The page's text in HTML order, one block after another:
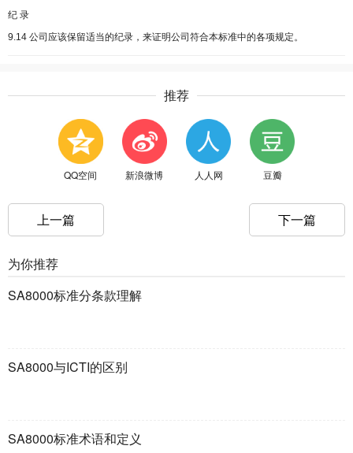
纪 录
9.14 公司应该保留适当的纪录，来证明公司符合本标准中的各项规定。
推荐
QQ空间 新浪微博 人人网 豆瓣
上一篇 下一篇
为你推荐
SA8000标准分条款理解
SA8000与ICTI的区别
SA8000标准术语和定义